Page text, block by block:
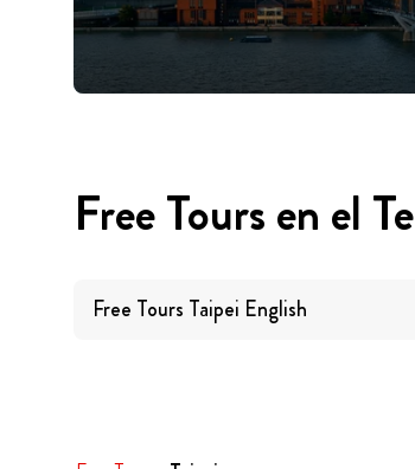
Free Tours en el
Free Tours Taipei English